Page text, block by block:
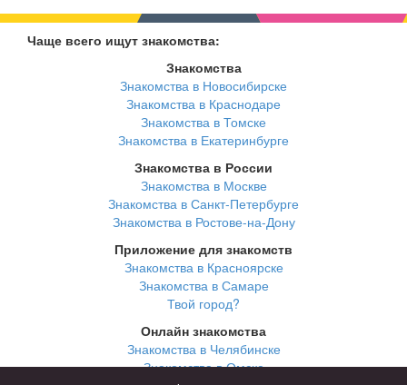
Чаще всего ищут знакомства:
Знакомства
Знакомства в Новосибирске
Знакомства в Краснодаре
Знакомства в Томске
Знакомства в Екатеринбурге
Знакомства в России
Знакомства в Москве
Знакомства в Санкт-Петербурге
Знакомства в Ростове-на-Дону
Приложение для знакомств
Знакомства в Красноярске
Знакомства в Самаре
Твой город?
Онлайн знакомства
Знакомства в Челябинске
Знакомства в Омске